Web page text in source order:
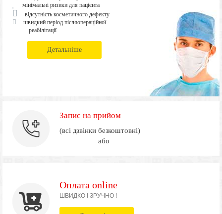
мінімальні ризики для пацієнта
відсутність косметичного дефекту
швидкий період післяопераційної
реабілітації
Детальніше
Запис на прийом
(всі дзвінки безкоштовні)
або
Оплата online
ШВИДКО І ЗРУЧНО !